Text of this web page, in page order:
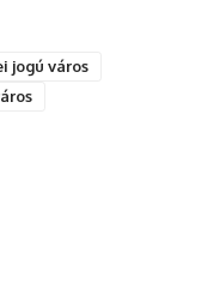
jogú város